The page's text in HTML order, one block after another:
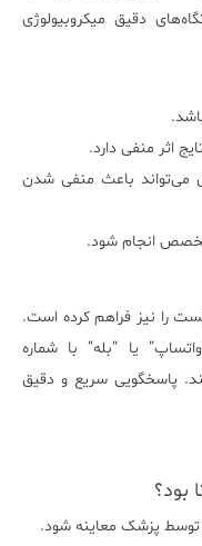
دقیق میکروبیولوژی
اثر منفی دارد.
می‌تواند باعث منفی شدن
انجام شود.
را نیز فراهم کرده است.
یا “بله” با شماره
پاسخگویی سریع و دقیق
توسط پزشک معاینه شود.